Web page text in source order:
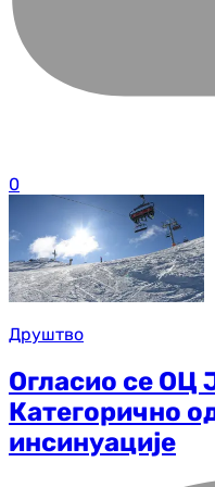
0
Друштво
Огласио се ОЦ
Категорично
инсинуације